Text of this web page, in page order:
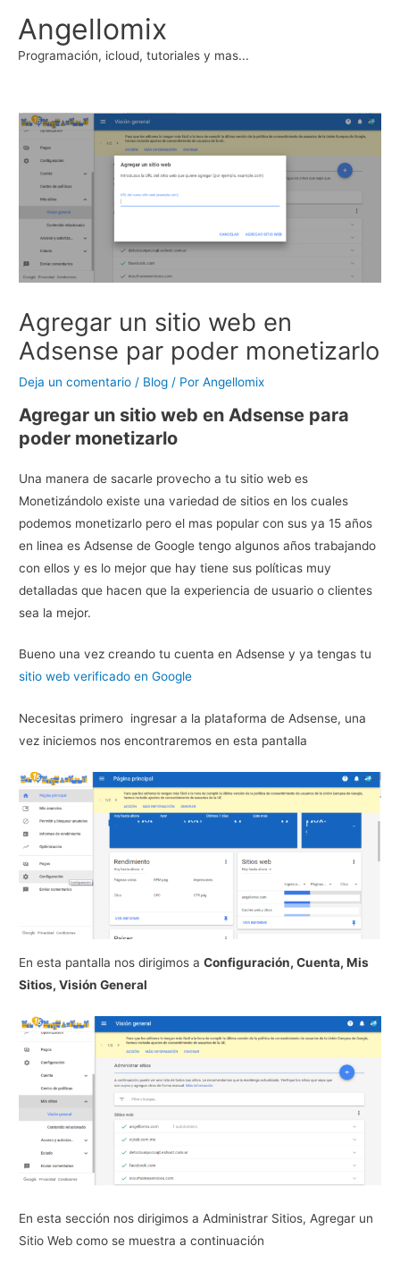
contenido
Angellomix
Programación, icloud, tutoriales y mas...
Agregar un sitio web en
Adsense par poder monetizarlo
Deja un comentario / Blog / PorAngellomix
Agregar un sitio web en Adsense para
poder monetizarlo
Una manera de sacarle provecho a tu sitio web es
Monetizándolo existe una variedad de sitios en los cuales
podemos monetizarlo pero el mas popular con sus ya 15 años
en linea es Adsense de Google tengo algunos años trabajando
con ellos y es lo mejor que hay tiene sus políticas muy
detalladas que hacen que la experiencia de usuario o clientes
sea la mejor.
Bueno una vez creando tu cuenta en Adsense y ya tengas tu
sitio web verificado en Google
Necesitas primero ingresar a la plataforma de Adsense, una
vez iniciemos nos encontraremos en esta pantalla
En esta pantalla nos dirigimos aConfiguración, Cuenta, Mis
Sitios, Visión General
En esta sección nos dirigimos a Administrar Sitios, Agregar un
Sitio Web como se muestra a continuación